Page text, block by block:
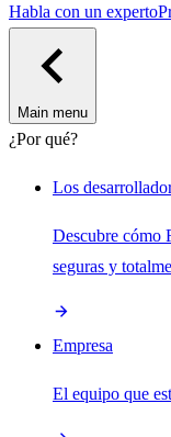
Habla con un experto
Main menu
¿Por qué?
Los
Descubre cómo
seguras y
Empresa
El equipo que